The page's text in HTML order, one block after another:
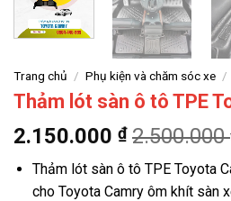
Trang chủ / Phụ kiện và chăm sóc xe /
Thảm lót sàn ô tô TPE
2.150.000 ₫ 2.500.000
Thảm lót sàn ô tô TPE Toyota
cho Toyota Camry ôm khít sàn